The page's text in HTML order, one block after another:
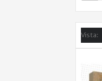
Vista: